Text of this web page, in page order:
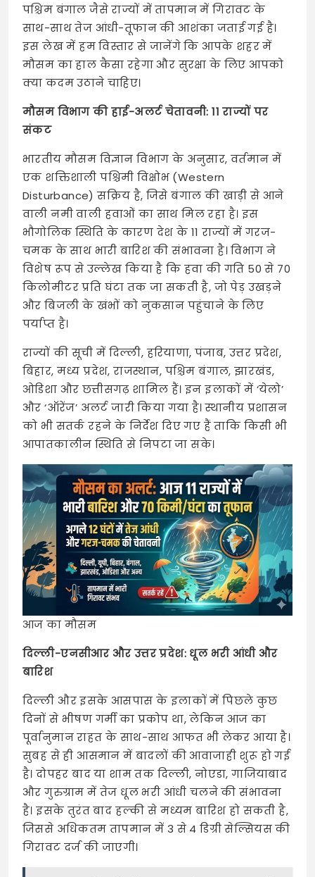
पश्चिम बंगाल जैसे राज्यों में तापमान में गिरावट के
साथ-साथ तेज आंधी-तूफान की आशंका जताई गई है।
इस लेख में हम विस्तार से जानेंगे कि आपके शहर में
मौसम का हाल कैसा रहेगा और सुरक्षा के लिए आपको
क्या कदम उठाने चाहिए।
मौसम विभाग की हाई-अलर्ट चेतावनी: 11 राज्यों पर
संकट
भारतीय मौसम विज्ञान विभाग के अनुसार, वर्तमान में
एक शक्तिशाली पश्चिमी विक्षोभ (Western
Disturbance) सक्रिय है, जिसे बंगाल की खाड़ी से आने
वाली नमी वाली हवाओं का साथ मिल रहा है। इस
भौगोलिक स्थिति के कारण देश के 11 राज्यों में गरज-
चमक के साथ भारी बारिश की संभावना है। विभाग ने
विशेष रूप से उल्लेख किया है कि हवा की गति 50 से 70
किलोमीटर प्रति घंटा तक जा सकती है, जो पेड़ उखड़ने
और बिजली के खंभों को नुकसान पहुंचाने के लिए
पर्याप्त है।
राज्यों की सूची में दिल्ली, हरियाणा, पंजाब, उत्तर प्रदेश,
बिहार, मध्य प्रदेश, राजस्थान, पश्चिम बंगाल, झारखंड,
ओडिशा और छत्तीसगढ़ शामिल हैं। इन इलाकों में ‘येलो’
और ‘ऑरेंज’ अलर्ट जारी किया गया है। स्थानीय प्रशासन
को भी सतर्क रहने के निर्देश दिए गए हैं ताकि किसी भी
आपातकालीन स्थिति से निपटा जा सके।
आज का मौसम
दिल्ली-एनसीआर और उत्तर प्रदेश: धूल भरी आंधी और
बारिश
दिल्ली और इसके आसपास के इलाकों में पिछले कुछ
दिनों से भीषण गर्मी का प्रकोप था, लेकिन आज का
पूर्वानुमान राहत के साथ-साथ आफत भी लेकर आया है।
सुबह से ही आसमान में बादलों की आवाजाही शुरू हो गई
है। दोपहर बाद या शाम तक दिल्ली, नोएडा, गाजियाबाद
और गुरुग्राम में तेज धूल भरी आंधी चलने की संभावना
है। इसके तुरंत बाद हल्की से मध्यम बारिश हो सकती है,
जिससे अधिकतम तापमान में 3 से 4 डिग्री सेल्सियस की
गिरावट दर्ज की जाएगी।